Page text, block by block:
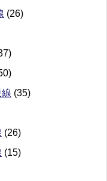
(26)
(35)
(26)
(15)